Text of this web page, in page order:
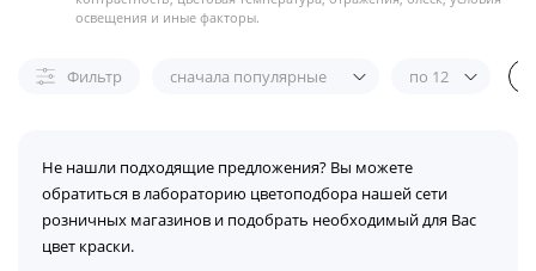
освещения и иные факторы.
Фильтр сначала популярные по 12
Не нашли подходящие предложения? Вы можете
обратиться в лабораторию цветоподбора нашей сети
розничных магазинов и подобрать необходимый для Вас
цвет краски.